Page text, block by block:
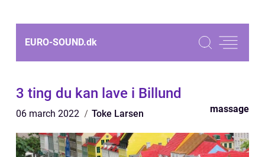
EURO-SOUND.dk
3 ting du kan lave i Billund
06 march 2022 Toke Larsen massage